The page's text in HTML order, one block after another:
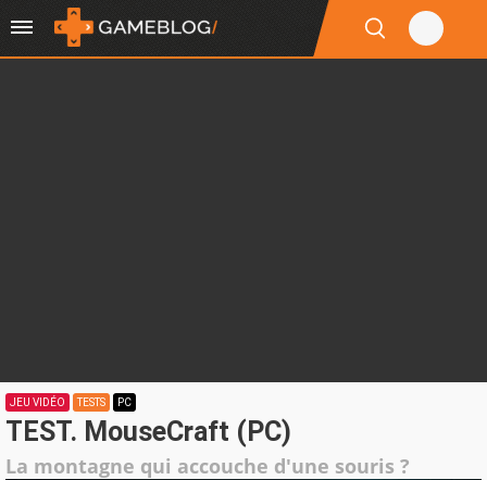
JEU VIDÉO TESTS PC
TEST. MouseCraft (PC)
La montagne qui accouche d'une souris ?